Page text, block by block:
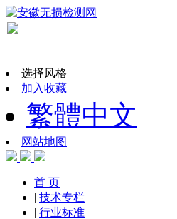
选择风格
加入收藏
繁體中文
网站地图
首 页
| 技术专栏
| 行业标准